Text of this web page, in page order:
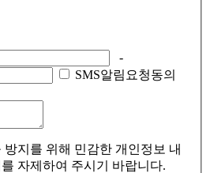
-
SMS알림요청동의
지를 위해 민감한 개인정보 내
자제하여 주시기 바랍니다.